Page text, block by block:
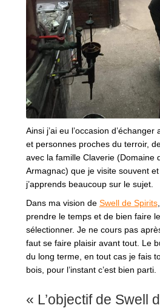
Ainsi j’ai eu l’occasion
et personnes proches du terroir,
avec la famille Claverie (Domaine
Armagnac) que je visite souvent
j’apprends beaucoup sur le sujet.
Dans ma vision de Swell de Spirits
prendre le temps et de bien faire
sélectionner. Je ne cours pas
faut se faire plaisir avant tout. Le
du long terme, en tout cas je fais
bois, pour l’instant c’est bien parti.
« L’objectif de Swell